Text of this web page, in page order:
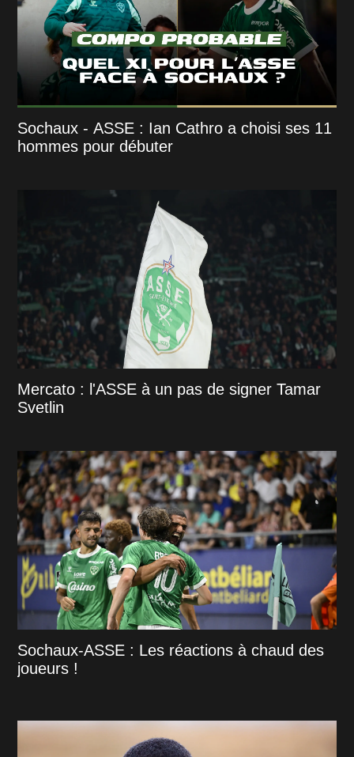
Sochaux - ASSE : Ian Cathro a choisi ses 11
hommes pour débuter
Mercato : l'ASSE à un pas de signer Tamar
Svetlin
Sochaux-ASSE : Les réactions à chaud des
joueurs !